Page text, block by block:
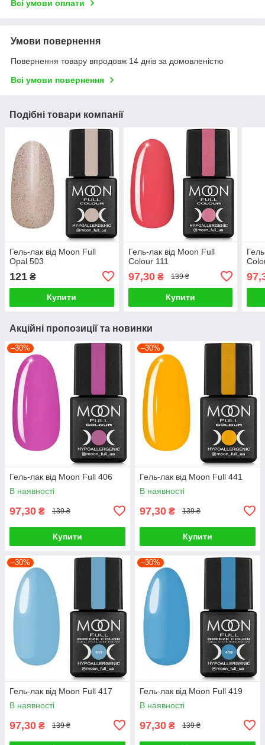
Всі умови оплати
Умови повернення
Повернення товару впродовж 14 днів за домовленістю
Всі умови повернення
Подібні товари компанії
Гель-лак від Moon Full
Opal 503
121 ₴
Купити
Гель-лак від Moon Full
Colour 111
97,30₴ 139 ₴
Купити
Акційні пропозиції та новинки
–30%
Гель-лак від Moon Full 406
В наявності
97,30 ₴ 139 ₴
Купити
–30%
Гель-лак від Moon Full 441
В наявності
97,30 ₴ 139 ₴
Купити
–30%
Гель-лак від Moon Full 417
В наявності
97,30 ₴ 139 ₴
–30%
Гель-лак від Moon Full 419
В наявності
97,30 ₴ 139 ₴